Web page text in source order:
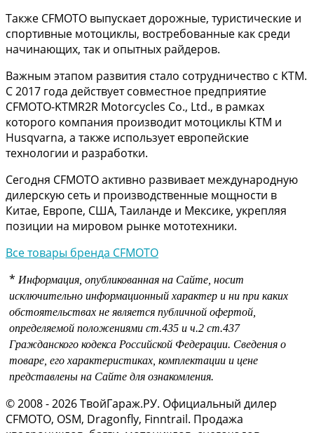
Также CFMOTO выпускает дорожные, туристические и
спортивные мотоциклы, востребованные как среди
начинающих, так и опытных райдеров.
Важным этапом развития стало сотрудничество с KTM.
С 2017 года действует совместное предприятие
CFMOTO-KTMR2R Motorcycles Co., Ltd., в рамках
которого компания производит мотоциклы KTM и
Husqvarna, а также использует европейские
технологии и разработки.
Сегодня CFMOTO активно развивает международную
дилерскую сеть и производственные мощности в
Китае, Европе, США, Таиланде и Мексике, укрепляя
позиции на мировом рынке мототехники.
Все товары бренда CFMOTO
* Информация, опубликованная на Сайте, носит
исключительно информационный характер и ни при каких
обстоятельствах не является публичной офертой,
определяемой положениями ст.435 и ч.2 ст.437
Гражданского кодекса Российской Федерации. Сведения о
товаре, его характеристиках, комплектации и цене
представлены на Сайте для ознакомления.
© 2008 - 2026 ТвойГараж.РУ. Официальный дилер
CFMOTO, OSM, Dragonfly, Finntrail. Продажа